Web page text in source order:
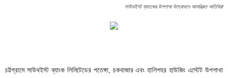
সাউথইস্ট ব্যাংকের উপশাখা উদ্বোধনে আমন্ত্রিত অতিথিরা
চট্টগ্রামে সাউথইস্ট ব্যাংক লিমিটেডের পতেঙ্গা, চকবাজার এবং হালিশহর হাউজিং এস্টেট উপশাখা